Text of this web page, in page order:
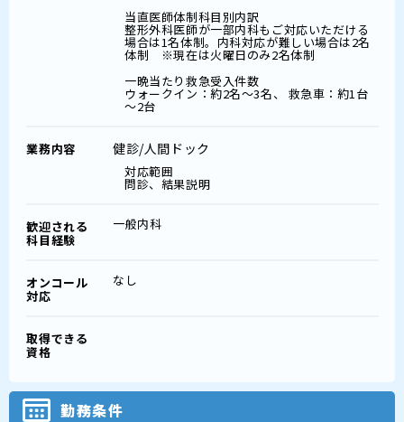
当直医師体制科目別内訳
整形外科医師が一部内科もご対応いただける
場合は1名体制。内科対応が難しい場合は2名
体制 ※現在は火曜日のみ2名体制
一晩当たり救急受入件数
ウォークイン：約2名～3名、 救急車：約1台
～2台
業務内容 健診/人間ドック
対応範囲
問診、結果説明
歓迎される
科目経験
一般内科
オンコール
対応
なし
取得できる
資格
勤務条件